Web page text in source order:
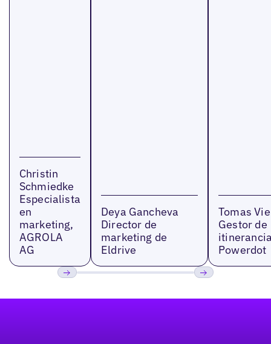
Christin
Schmiedke
Especialista
en
marketing,
AGROLA
AG
Deya Gancheva
Director de
marketing de
Eldrive
Tomas
Gestor de
Powerdot